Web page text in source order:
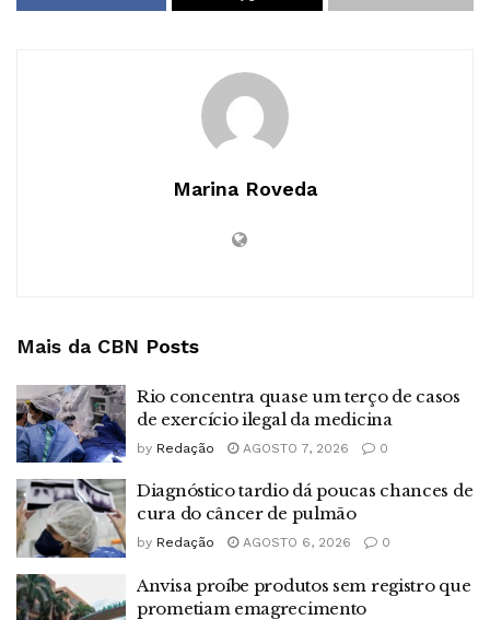
Marina Roveda
Mais da CBN Posts
Rio concentra quase um terço de casos
de exercício ilegal da medicina
by Redação AGOSTO 7, 2026 0
Diagnóstico tardio dá poucas chances de
cura do câncer de pulmão
by Redação AGOSTO 6, 2026 0
Anvisa proíbe produtos sem registro que
prometiam emagrecimento